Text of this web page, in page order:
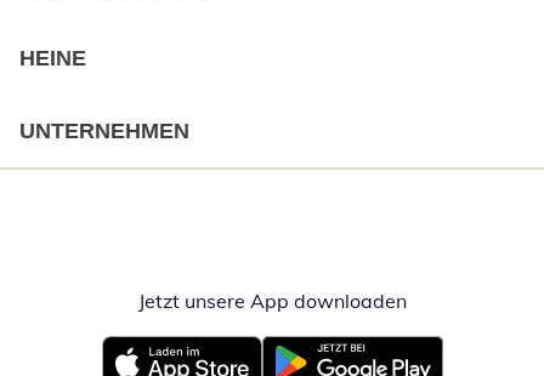
HEINE
UNTERNEHMEN
Jetzt unsere App downloadenÖffnet in